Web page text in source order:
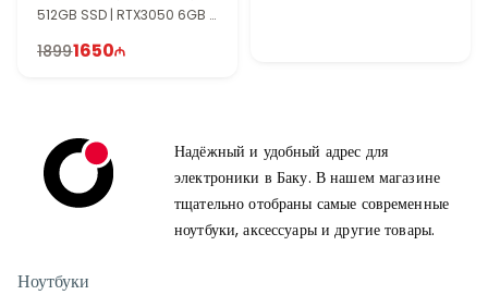
512GB SSD | RTX3050 6GB |
18991650
Надёжный и удобный адрес для
электроники в Баку. В нашем магазине
тщательно отобраны самые современные
ноутбуки, аксессуары и другие товары.
Ноутбуки